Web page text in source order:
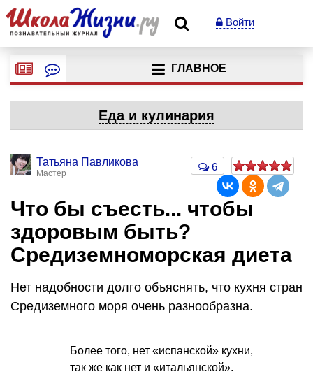
Войти
ГЛАВНОЕ
Еда и кулинария
Татьяна Павликова
Мастер
6
Что бы съесть... чтобы
здоровым быть?
Средиземноморская диета
Нет надобности долго объяснять, что кухня стран
Средиземного моря очень разнообразна.
Более того, нет «испанской» кухни,
так же как нет и «итальянской».